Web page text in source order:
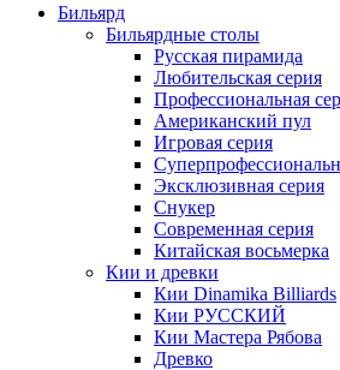
Бильярд
Бильярдные столы
Русская пирамида
Любительская серия
Профессиональная
Американский пул
Игровая серия
Эксклюзивная серия
Снукер
Современная серия
Китайская восьмерка
Кии и древки
Кии Dinamika Billiards
Кии РУССКИЙ
Кии Мастера Рябова
Древко